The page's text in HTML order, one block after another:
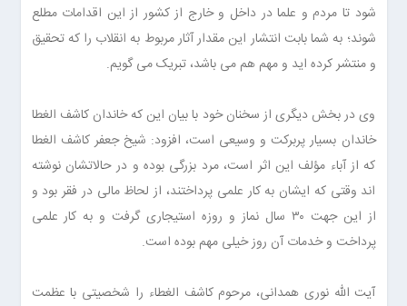
شود تا مردم و علما در داخل و خارج از کشور از این اقدامات مطلع
شوند؛ به شما بابت انتشار این مقدار آثار مربوط به انقلاب را که تحقیق
و منتشر کرده اید و مهم هم می باشد، تبریک می گویم.
وی در بخش دیگری از سخنان خود با بیان این که خاندان کاشف الغطا
خاندان بسیار پربرکت و وسیعی است، افزود: شیخ جعفر کاشف الغطا
که از آباء مؤلف این اثر است، مرد بزرگی بوده و در حالاتشان نوشته
اند وقتی که ایشان به کار علمی پرداختند، از لحاظ مالی در فقر بود و
از این جهت ۳۰ سال نماز و روزه استیجاری گرفت و به کار علمی
پرداخت و خدمات آن روز خیلی مهم بوده است.
آیت الله نوری همدانی، مرحوم کاشف الغطاء را شخصیتی با عظمت